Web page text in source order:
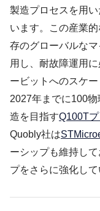
製造プロセスを用
います。この産業
存のグローバルな
用し、耐故障運用
ービットへのスケ
2027年までに100
造を目指すQ100T
Quobly社は
ーシップも維持し
プをさらに強化して